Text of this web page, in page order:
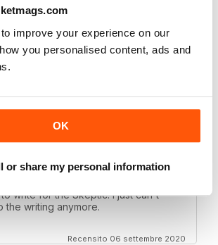
improve your experience on our
you personalised content, ads and
OK
or share my personal information
Recensito 06 dicembre 2020
write for the Skeptic. I just can't
the writing anymore.
Recensito 06 settembre 2020